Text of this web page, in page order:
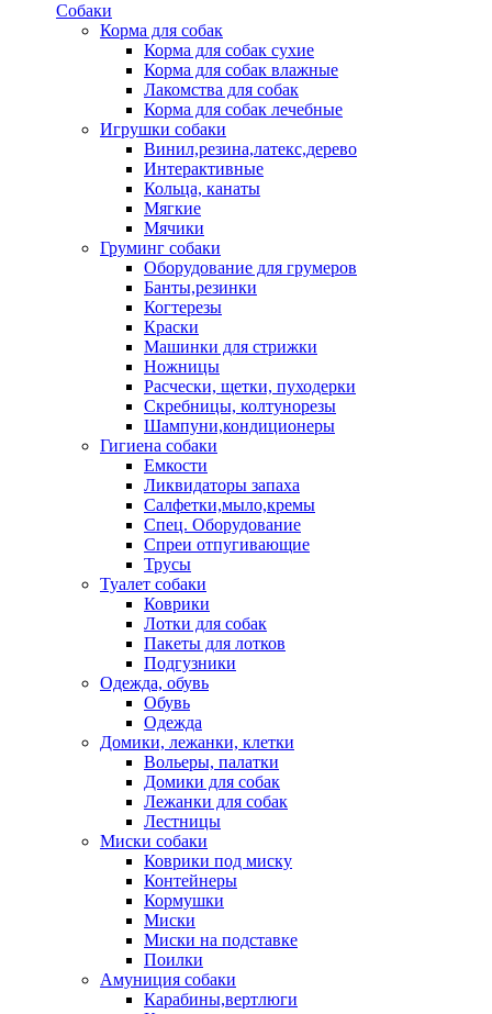
Собаки
Корма для собак
Корма для собак сухие
Корма для собак влажные
Лакомства для собак
Корма для собак лечебные
Игрушки собаки
Винил,резина,латекс,дерево
Интерактивные
Кольца, канаты
Мягкие
Мячики
Груминг собаки
Оборудование для грумеров
Банты,резинки
Когтерезы
Краски
Машинки для стрижки
Ножницы
Расчески, щетки, пуходерки
Скребницы, колтунорезы
Шампуни,кондиционеры
Гигиена собаки
Емкости
Ликвидаторы запаха
Салфетки,мыло,кремы
Спец. Оборудование
Спреи отпугивающие
Трусы
Туалет собаки
Коврики
Лотки для собак
Пакеты для лотков
Подгузники
Одежда, обувь
Обувь
Одежда
Домики, лежанки, клетки
Вольеры, палатки
Домики для собак
Лежанки для собак
Лестницы
Миски собаки
Коврики под миску
Контейнеры
Кормушки
Миски
Миски на подставке
Поилки
Амуниция собаки
Карабины,вертлюги